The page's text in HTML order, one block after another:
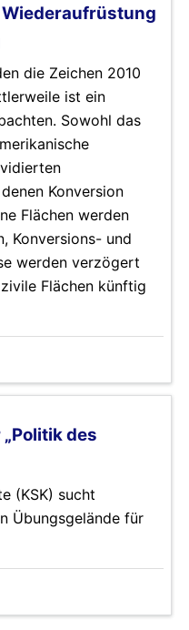
die Zeichen 2010
ist ein
Sowohl das
Konversion
Flächen werden
Konversions- und
werden verzögert
Flächen künftig
des
(KSK) sucht
Übungsgelände für